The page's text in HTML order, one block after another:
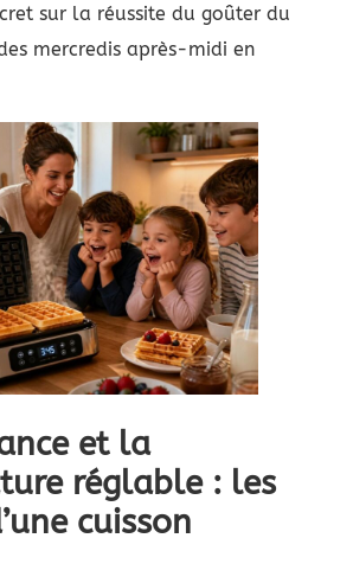
sur la réussite du goûter du
mercredis après-midi en
et la
réglable : les
cuisson